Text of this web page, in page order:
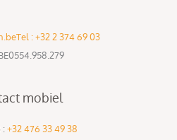
Tel : +32 2 374 69 03
mobiel
:+32 476 33 49 38